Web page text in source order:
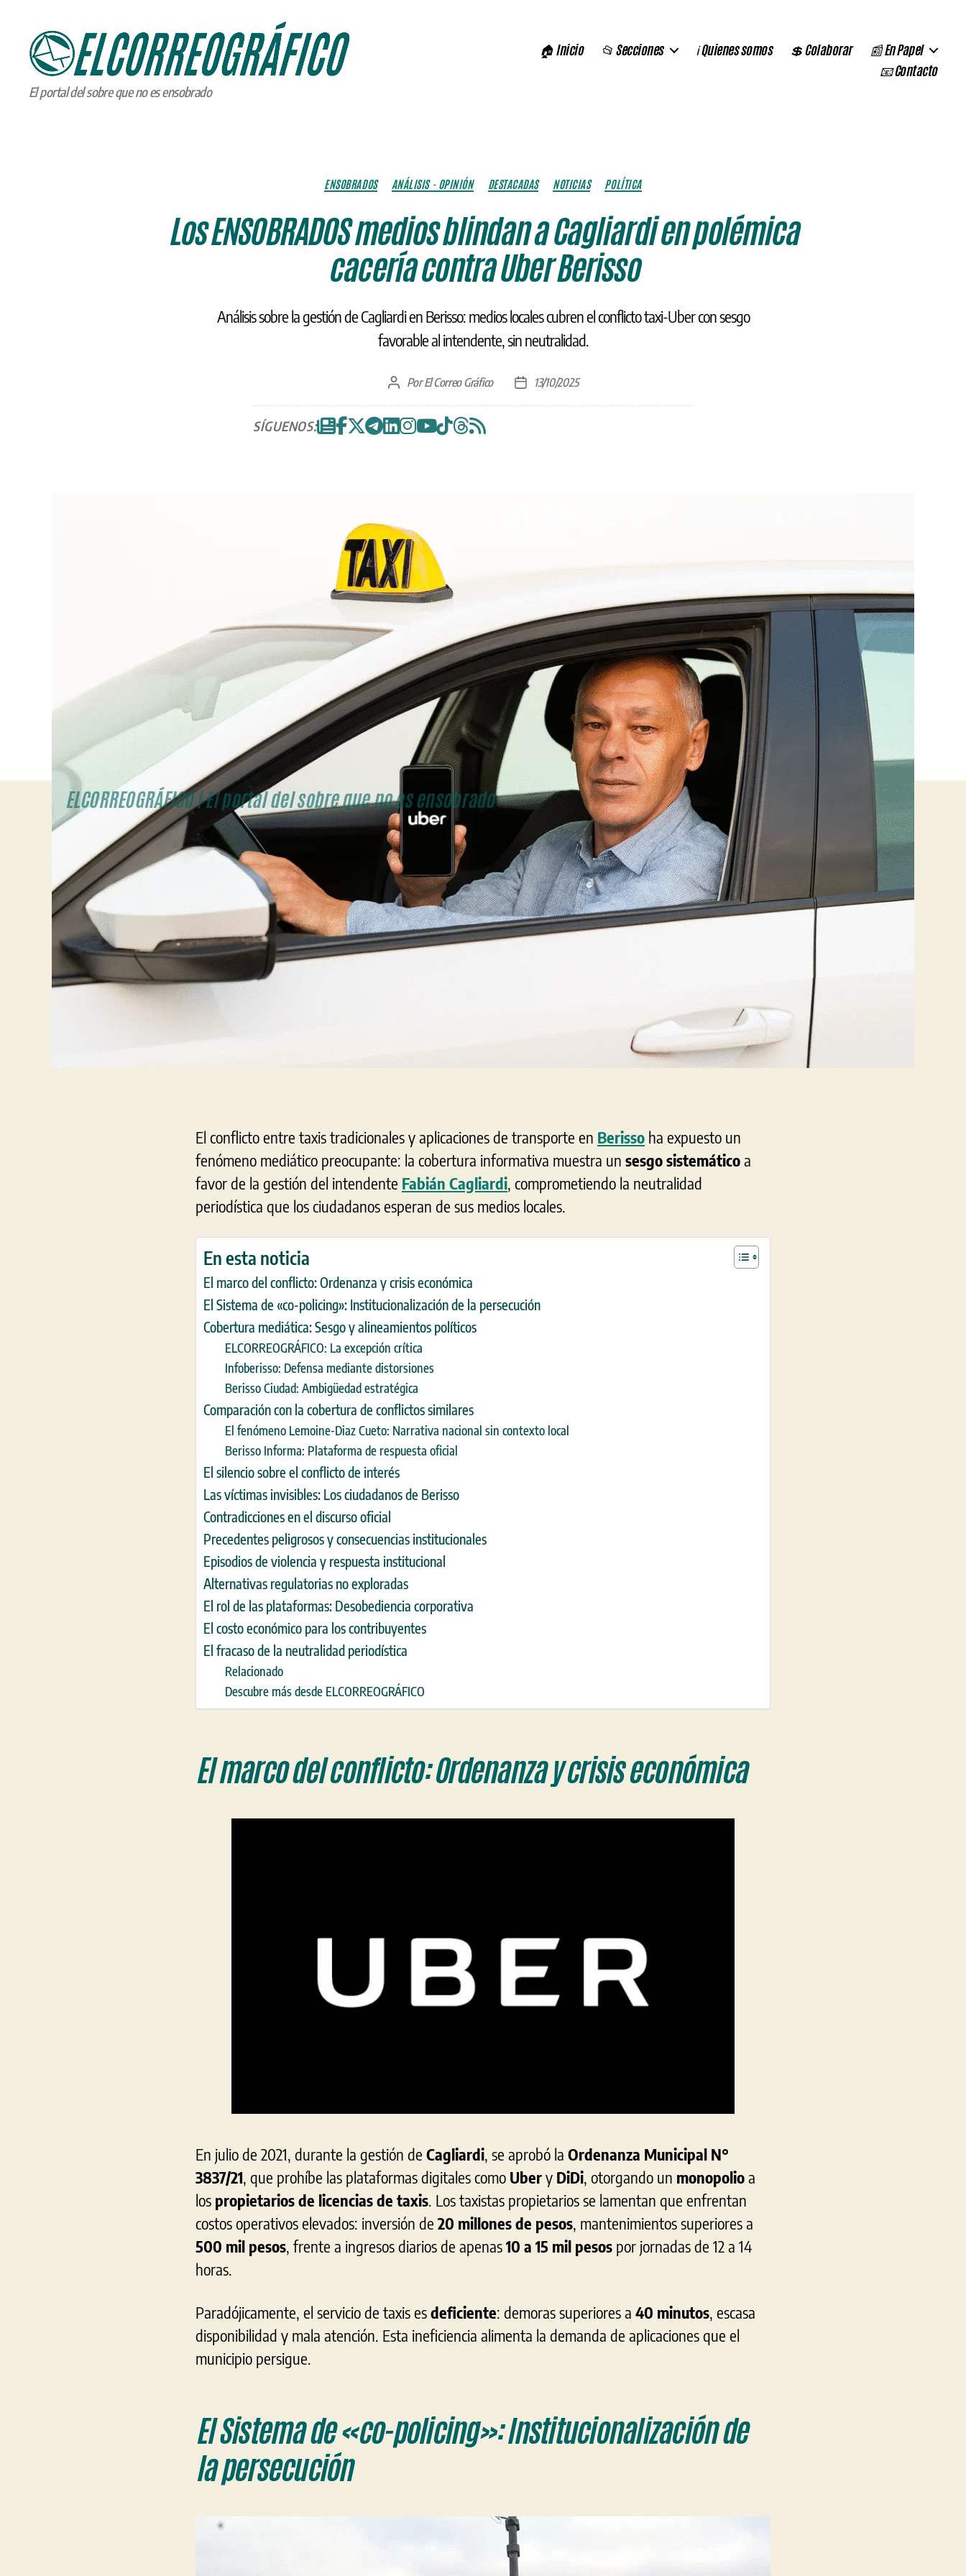
ELCORREOGRÁFICO
El portal del sobre que no es ensobrado
🏠 Inicio 📂 Secciones ℹ️ Quienes somos 💲 Colaborar
📰 En Papel
📧 Contacto
Categorías
ENSOBRADOS ANÁLISIS - OPINIÓN DESTACADAS NOTICIAS POLÍTICA
Los ENSOBRADOS medios blindan a Cagliardi en polémica
cacería contra Uber Berisso
Análisis sobre la gestión de Cagliardi en Berisso: medios locales cubren el conflicto taxi-Uber con sesgo
favorable al intendente, sin neutralidad.
Autor
la
entrada
PorEl Correo Gráfico
Fecha13/10/2025
SÍGUENOS:
El conflicto entre taxis tradicionales y aplicaciones de transporte en Berisso ha expuesto un
fenómeno mediático preocupante: la cobertura informativa muestra un sesgo sistemáticoa
favor de la gestión del intendente Fabián Cagliardi , comprometiendo la neutralidad
periodística que los ciudadanos esperan de sus medios locales.
En esta noticia
El marco del conflicto: Ordenanza y crisis económica
El Sistema de «co-policing»: Institucionalización de la persecución
Cobertura mediática: Sesgo y alineamientos políticos
ELCORREOGRÁFICO: La excepción crítica
Infoberisso: Defensa mediante distorsiones
Berisso Ciudad: Ambigüedad estratégica
Comparación con la cobertura de conflictos similares
El fenómeno Lemoine-Diaz Cueto: Narrativa nacional sin contexto local
Berisso Informa: Plataforma de respuesta oficial
El silencio sobre el conflicto de interés
Las víctimas invisibles: Los ciudadanos de Berisso
Contradicciones en el discurso oficial
Precedentes peligrosos y consecuencias institucionales
Episodios de violencia y respuesta institucional
Alternativas regulatorias no exploradas
El rol de las plataformas: Desobediencia corporativa
El costo económico para los contribuyentes
El fracaso de la neutralidad periodística
Relacionado
Descubre más desde ELCORREOGRÁFICO
El marco del conflicto: Ordenanza y crisis económica
En julio de 2021, durante la gestión de Cagliardi, se aprobó la Ordenanza Municipal N°
3837/21, que prohíbe las plataformas digitales como Ubery DiDi, otorgando un monopolioa
los propietarios de licencias de taxis. Los taxistas propietarios se lamentan que enfrentan
costos operativos elevados: inversión de 20 millones de pesos, mantenimientos superiores a
500 mil pesos, frente a ingresos diarios de apenas10 a 15 mil pesos por jornadas de 12 a 14
horas.
Paradójicamente, el servicio de taxis esdeficiente: demoras superiores a 40 minutos , escasa
disponibilidad y mala atención. Esta ineficiencia alimenta la demanda de aplicaciones que el
municipio persigue.
El Sistema de «co-policing»: Institucionalización de
la persecución